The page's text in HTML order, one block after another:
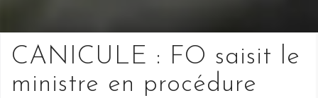
CANICULE : FO saisit le
ministre en procédure